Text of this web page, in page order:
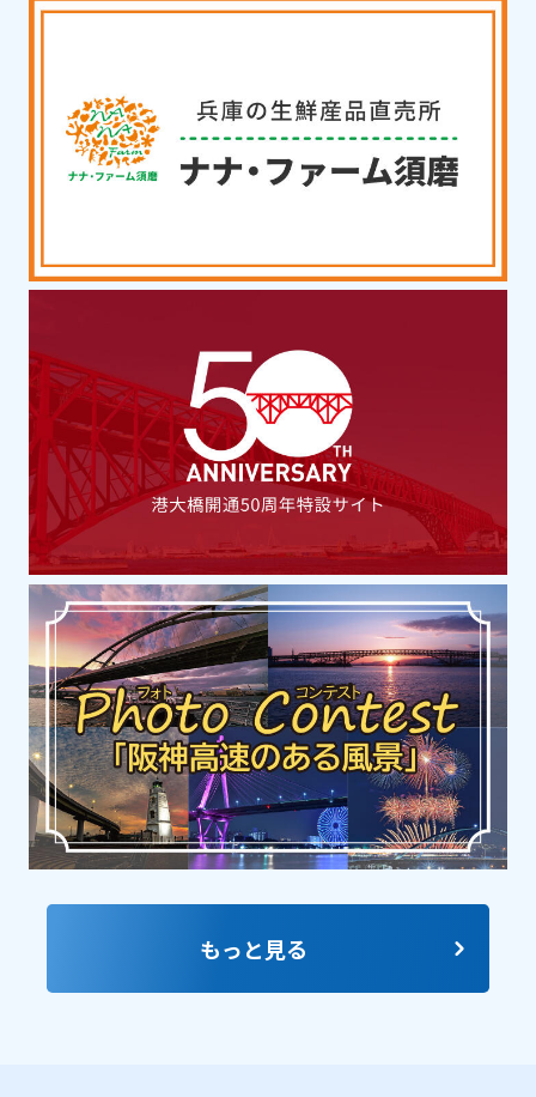
その他
うずの丘 大鳴門橋記念館
科学館、島の食材を使った料理が楽しめる
兵庫ベイエリア
美術館・博物館・科学館
明石市立文化博物館
明石の歴史と文化を「自然環境と人々のく
らし」と題して八つのテーマで紹介する常
設展示のほか、特別展や企画展などを開催
しています。
神戸中心部
動物園・植物園・水族館
AQUARIUM × ART átoa(アク
アリウム バイ アート アトア)
アクアリウムを核に、舞台美術やデジタル
アートが融合する劇場型アクアリウムで
もっと見る